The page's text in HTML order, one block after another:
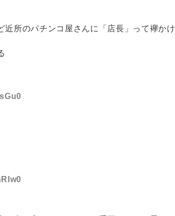
所のパチンコ屋さんに「店長」って襷かけ